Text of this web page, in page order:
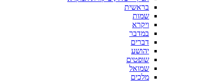
בראשית
שמות
ויקרא
במדבר
דברים
יהושע
שופטים
שמואל
מלכים